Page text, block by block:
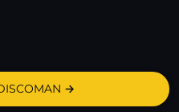
→